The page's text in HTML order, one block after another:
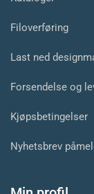
Filoverføring
Last ned
Forsendelse og
Kjøpsbetingelser
Nyhetsbrev